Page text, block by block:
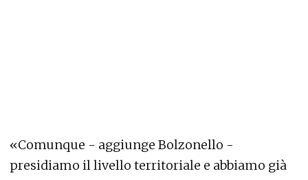
«Comunque - aggiunge Bolzonello -
presidiamo il livello territoriale e abbiamo già